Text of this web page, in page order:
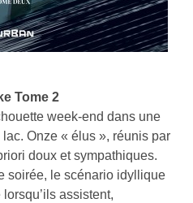
Tome 2
week-end dans une
Onze « élus », réunis par
doux et sympathiques.
soirée, le scénario idyllique
assistent,